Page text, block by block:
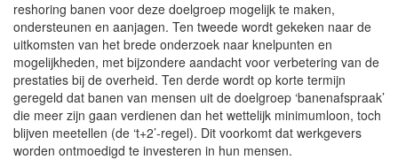
reshoring banen voor deze doelgroep mogelijk te maken,
ondersteunen en aanjagen. Ten tweede wordt gekeken naar de
uitkomsten van het brede onderzoek naar knelpunten en
mogelijkheden, met bijzondere aandacht voor verbetering van de
prestaties bij de overheid. Ten derde wordt op korte termijn
geregeld dat banen van mensen uit de doelgroep ‘banenafspraak’
die meer zijn gaan verdienen dan het wettelijk minimumloon, toch
blijven meetellen (de ‘t+2’-regel). Dit voorkomt dat werkgevers
worden ontmoedigd te investeren in hun mensen.